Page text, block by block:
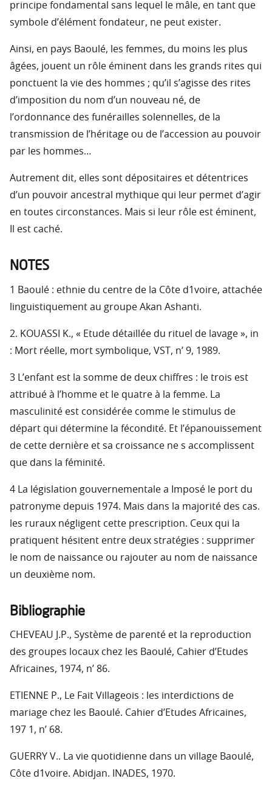
principe fondamental sans lequel le mâle, en tant que
symbole d’élément fondateur, ne peut exister.
Ainsi, en pays Baoulé, les femmes, du moins les plus
âgées, jouent un rôle éminent dans les grands rites qui
ponctuent la vie des hommes ; qu’il s’agisse des rites
d’imposition du nom d’un nouveau né, de
l’ordonnance des funérailles solennelles, de la
transmission de l’héritage ou de l’accession au pouvoir
par les hommes…
Autrement dit, elles sont dépositaires et détentrices
d’un pouvoir ancestral mythique qui leur permet d’agir
en toutes circonstances. Mais si leur rôle est éminent,
Il est caché.
NOTES
1 Baoulé : ethnie du centre de la Côte d1voire, attachée
linguistiquement au groupe Akan Ashanti.
2. KOUASSI K., « Etude détaillée du rituel de lavage », in
: Mort réelle, mort symbolique, VST, n’ 9, 1989.
3 L’enfant est la somme de deux chiffres : le trois est
attribué à l’homme et le quatre à la femme. La
masculinité est considérée comme le stimulus de
départ qui détermine la fécondité. Et l’épanouissement
de cette dernière et sa croissance ne s accomplissent
que dans la féminité.
4 La législation gouvernementale a Imposé le port du
patronyme depuis 1974. Mais dans la majorité des cas.
les ruraux négligent cette prescription. Ceux qui la
pratiquent hésitent entre deux stratégies : supprimer
le nom de naissance ou rajouter au nom de naissance
un deuxième nom.
Bibliographie
CHEVEAU J.P., Système de parenté et la reproduction
des groupes locaux chez les Baoulé, Cahier d’Etudes
Africaines, 1974, n’ 86.
ETIENNE P., Le Fait Villageois : les interdictions de
mariage chez les Baoulé. Cahier d’Etudes Africaines,
197 1, n’ 68.
GUERRY V.. La vie quotidienne dans un village Baoulé,
Côte d1voire. Abidjan. INADES, 1970.